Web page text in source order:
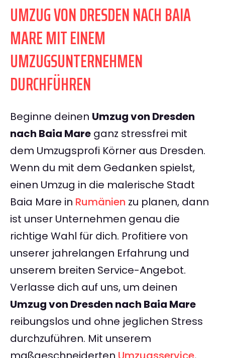
UMZUG VON DRESDEN NACH BAIA
MARE MIT EINEM
UMZUGSUNTERNEHMEN
DURCHFÜHREN
Beginne deinen Umzug von Dresden
nach Baia Mare ganz stressfrei mit
dem Umzugsprofi Körner aus Dresden.
Wenn du mit dem Gedanken spielst,
einen Umzug in die malerische Stadt
Baia Mare in Rumänien zu planen, dann
ist unser Unternehmen genau die
richtige Wahl für dich. Profitiere von
unserer jahrelangen Erfahrung und
unserem breiten Service-Angebot.
Verlasse dich auf uns, um deinen
Umzug von Dresden nach Baia Mare
reibungslos und ohne jeglichen Stress
durchzuführen. Mit unserem